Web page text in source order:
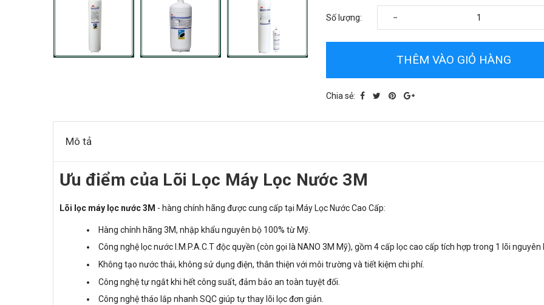
Số lượng: -
THÊM VÀO GIỎ HÀNG
Chia sẻ:
Mô tả
Ưu điểm của Lõi Lọc Máy Lọc Nước 3M
Lõi lọc máy lọc nước 3M - hàng chính hãng được cung cấp tại Máy Lọc Nước Cao Cấp:
Hàng chính hãng 3M, nhập khẩu nguyên bộ 100% từ Mỹ.
Công nghệ lọc nước I.M.P.A.C.T độc quyền (còn gọi là NANO 3M Mỹ), gồm 4 cấp lọc cao cấp tích hợp trong 1 lõi nguyên
Không tạo nước thải, không sử dụng điện, thân thiện với môi trường và tiết kiệm chi phí.
Công nghệ tự ngắt khi hết công suất, đảm bảo an toàn tuyệt đối.
Công nghệ tháo lắp nhanh SQC giúp tự thay lõi lọc đơn giản.